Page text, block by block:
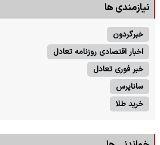
نیازمندی ها
خبرگردون
اخبار اقتصادی روزنامه تعادل
خبر فوری تعادل
ساناپرس
خرید طلا